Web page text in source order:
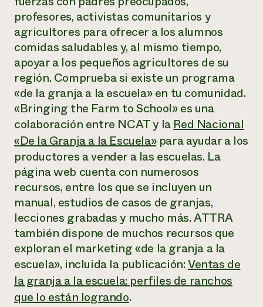
profesores, activistas comunitarios y
agricultores para ofrecer a los alumnos
comidas saludables y, al mismo tiempo,
apoyar a los pequeños agricultores de su
región. Comprueba si existe un programa
«de la granja a la escuela» en tu comunidad.
«Bringing the Farm to School» es una
colaboración entre NCAT y laRed Nacional
«De la Granja a la Escuela»para ayudar a los
productores a vender a las escuelas. La
página web cuenta con numerosos
recursos, entre los que se incluyen un
manual, estudios de casos de granjas,
lecciones grabadas y mucho más. ATTRA
también dispone de muchos recursos que
exploran el marketing «de la granja a la
escuela», incluida la publicación:Ventas de
la granja a la escuela: perfiles de ranchos
que lo están logrando.